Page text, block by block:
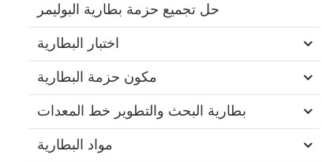
حل تجميع حزمة بطارية البوليمر
اختبار البطارية
مكون حزمة البطارية
بطارية البحث والتطوير خط المعدات
مواد البطارية